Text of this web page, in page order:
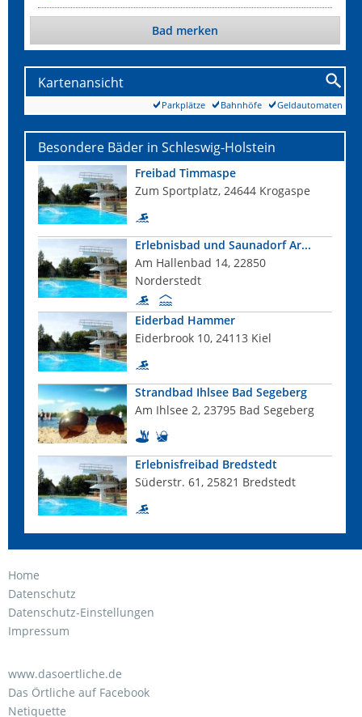
Bad merken
Kartenansicht
Geldautomaten
Bahnhöfe
Parkplätze
Besondere Bäder in Schleswig-Holstein
Freibad Timmaspe
Zum Sportplatz, 24644 Krogaspe
Erlebnisbad und Saunadorf Ar...
Am Hallenbad 14, 22850
Norderstedt
Eiderbad Hammer
Eiderbrook 10, 24113 Kiel
Strandbad Ihlsee Bad Segeberg
Am Ihlsee 2, 23795 Bad Segeberg
Erlebnisfreibad Bredstedt
Süderstr. 61, 25821 Bredstedt
Home
Datenschutz
Datenschutz-Einstellungen
Impressum
www.dasoertliche.de
Das Örtliche auf Facebook
Netiquette